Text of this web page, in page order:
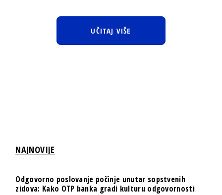
UČITAJ VIŠE
NAJNOVIJE
Odgovorno poslovanje počinje unutar sopstvenih
zidova: Kako OTP banka gradi kulturu odgovornosti